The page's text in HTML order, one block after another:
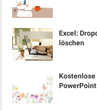
Excel:
löschen
Kostenlose
PowerPoint